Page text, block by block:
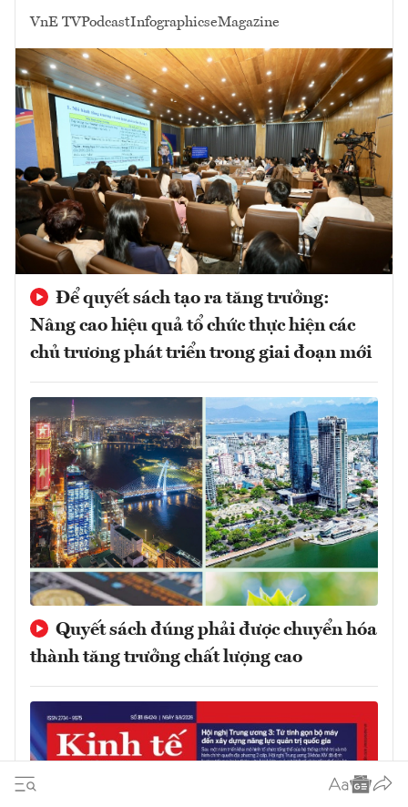
VnE TVPodcastInfographicseMagazine
Để quyết sách tạo ra tăng trưởng:
Nâng cao hiệu quả tổ chức thực hiện các
chủ trương phát triển trong giai đoạn mới
Quyết sách đúng phải được chuyển hóa
thành tăng trưởng chất lượng cao